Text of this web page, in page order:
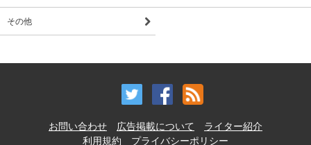
その他
お問い合わせ 広告掲載について
ライター紹介
利用規約
プライバシーポリシー